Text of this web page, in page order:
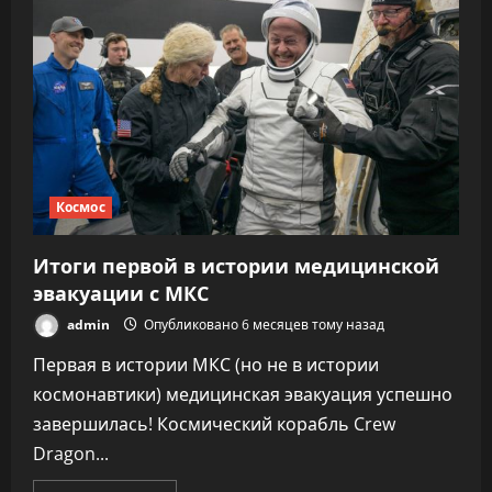
космос
запущен
новейший
«охотник
за
экзопланетами»
Pandora
Космос
Итоги первой в истории медицинской
эвакуации с МКС
admin Опубликовано 6 месяцев тому назад
Первая в истории МКС (но не в истории
космонавтики) медицинская эвакуация успешно
завершилась! Космический корабль Crew
Dragon...